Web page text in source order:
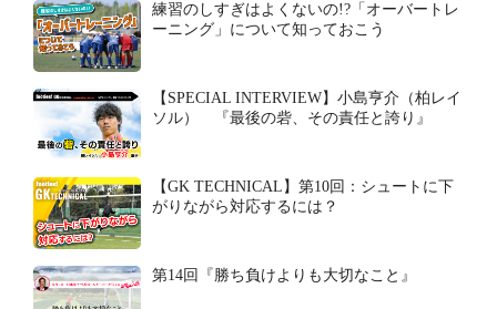
練習のしすぎはよくないの!?「オーバートレ
ーニング」について知っておこう
【SPECIAL INTERVIEW】小島亨介（柏レイ
ソル） 『最後の砦、その責任と誇り』
【GK TECHNICAL】第10回：シュートに下
がりながら対応するには？
第14回『勝ち負けよりも大切なこと』